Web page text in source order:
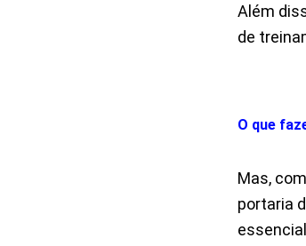
Além
de
O que
Mas,
portaria